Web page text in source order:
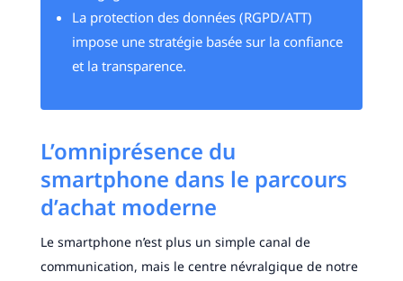
La protection des données (RGPD/ATT)
impose une stratégie basée sur la confiance
et la transparence.
L’omniprésence du
smartphone dans le parcours
d’achat moderne
Le smartphone n’est plus un simple canal de
communication, mais le centre névralgique de notre